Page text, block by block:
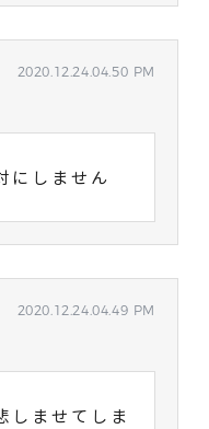
2020.12.24.04.50 PM
にしません
2020.12.24.04.49 PM
しませてしま